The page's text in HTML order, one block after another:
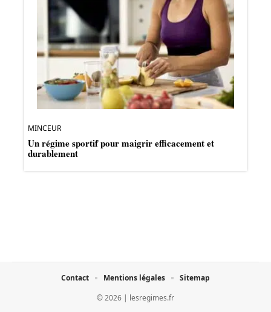
MINCEUR
Un régime sportif pour maigrir efficacement et
durablement
© 2026 | lesregimes.fr
Contact Mentions légales Sitemap